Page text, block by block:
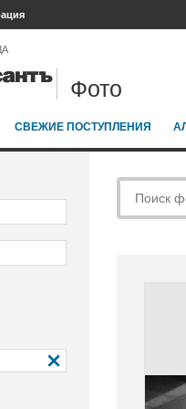
Фото
СВЕЖИЕ ПОСТУПЛЕНИЯ